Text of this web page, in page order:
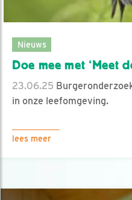
Nieuws
Doe mee met ‘Meet
23.06.25
in onze leefomgeving.
lees meer